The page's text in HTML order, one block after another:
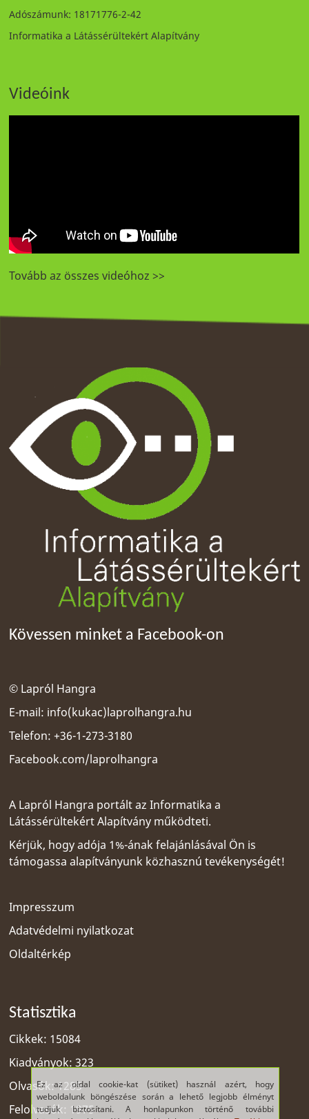
Ez az oldal cookie-kat (sütiket) használ azért, hogy
weboldalunk böngészése során a lehető legjobb élményt
tudjuk biztosítani. A honlapunkon történő további
Adószámunk: 18171776-2-42
Informatika a Látássérültekért Alapítvány
Videóink
Tovább az összes videóhoz >>
Kövessen minket a Facebook-on
© Lapról Hangra
E-mail: info(kukac)laprolhangra.hu
Telefon: +36-1-273-3180
Facebook.com/laprolhangra
A Lapról Hangra portált azInformatika a
Látássérültekért Alapítvány működteti.
Kérjük, hogy adója 1%-ának felajánlásával Ön is
támogassa alapítványunk közhasznú tevékenységét!
Impresszum
Adatvédelmi nyilatkozat
Oldaltérkép
Statisztika
Cikkek: 15084
Kiadványok: 323
Olvasók: 1285
Felolvasók: 1975